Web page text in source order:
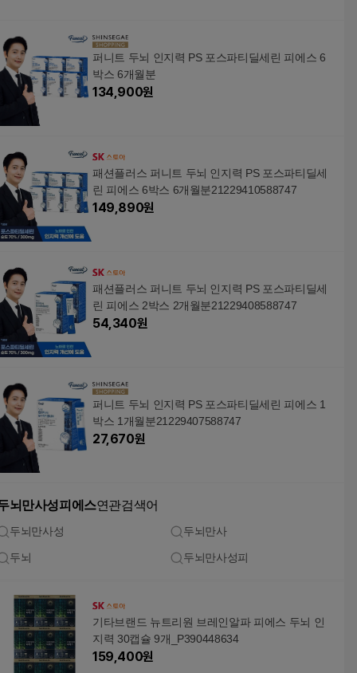
퍼니트 두뇌 인지력 PS 포스파티딜세린 피에스 6
박스 6개월분
134,900원
패션플러스 퍼니트 두뇌 인지력 PS 포스파티딜세
린 피에스 6박스 6개월분21229410588747
149,890원
패션플러스 퍼니트 두뇌 인지력 PS 포스파티딜세
린 피에스 2박스 2개월분21229408588747
54,340원
퍼니트 두뇌 인지력 PS 포스파티딜세린 피에스 1
박스 1개월분21229407588747
27,670원
뇌만사성피에스연관검색어
두뇌만사성 두뇌만사
두뇌 두뇌만사성피
기타브랜드 뉴트리원 브레인알파 피에스 두뇌 인
지력 30캡슐 9개_P390448634
159,400원